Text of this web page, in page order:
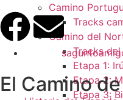
Camino
Tracks
Camino del
Tracks
Etapa 1:
Etapa 2:
Etapa 3:
El Camino